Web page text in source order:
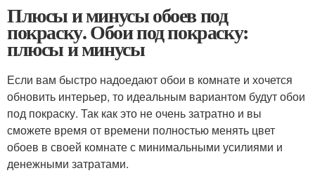
Плюсы и минусы обоев под
покраску. Обои под покраску:
плюсы и минусы
Если вам быстро надоедают обои в комнате и хочется
обновить интерьер, то идеальным вариантом будут обои
под покраску. Так как это не очень затратно и вы
сможете время от времени полностью менять цвет
обоев в своей комнате с минимальными усилиями и
денежными затратами.